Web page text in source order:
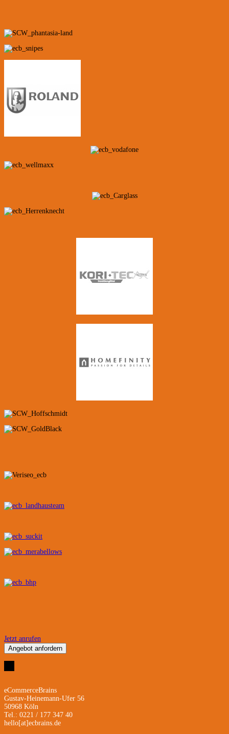
Jetzt anrufen
Angebot anfordern
eCommerceBrains
Gustav-Heinemann-Ufer 56
50968 Köln
Tel.: 0221 / 177 347 40
hello[at]ecbrains.de